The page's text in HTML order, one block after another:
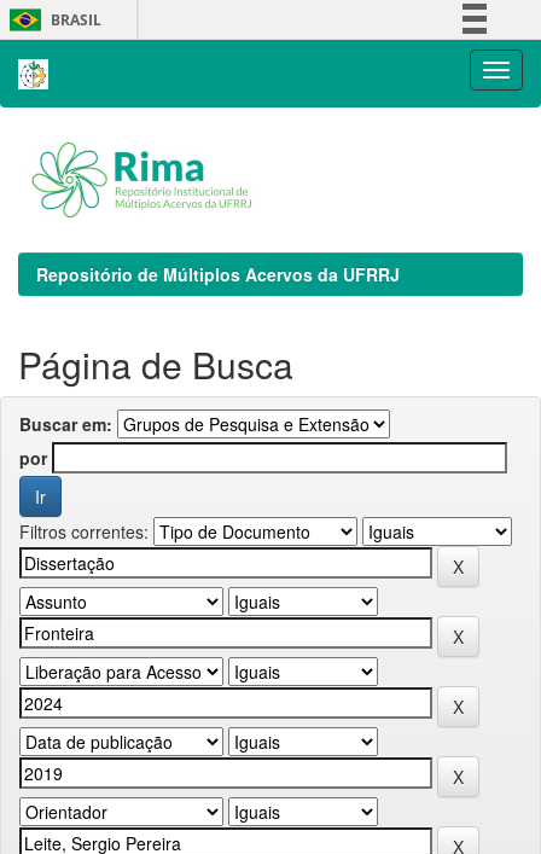
Skip
navigation
BRASIL
Repositório de Múltiplos Acervos da UFRRJ
Página de Busca
Buscar em:
por
Filtros correntes: